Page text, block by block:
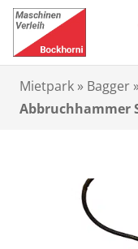
Mietpark » Bagger
Abbruchhammer